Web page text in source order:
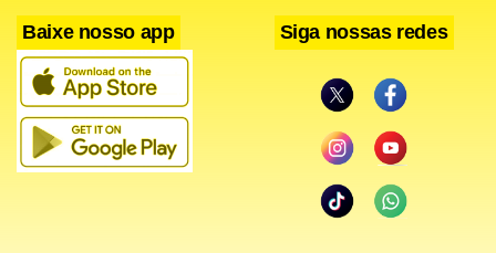
(71 a 74) que as japonesas japonesas Ai Kondo e Naolo
Kamata e conquistaram o bicampeonato mundial.
As outras brasileiras na competição não tiveram o que
comemorar. Isabel Ficker e Laura Zanni terminaram na 29ª
colocação, enquanto Roberta Borges e Andrea Borges
Baixe nosso app Siga nossas redes